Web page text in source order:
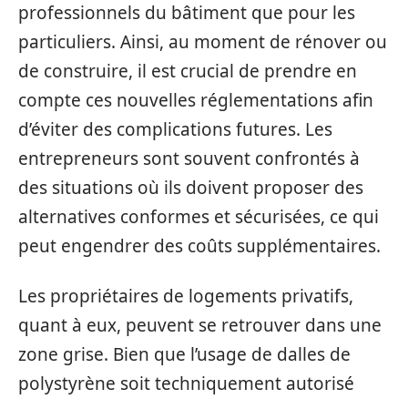
professionnels du bâtiment que pour les
particuliers. Ainsi, au moment de rénover ou
de construire, il est crucial de prendre en
compte ces nouvelles réglementations afin
d’éviter des complications futures. Les
entrepreneurs sont souvent confrontés à
des situations où ils doivent proposer des
alternatives conformes et sécurisées, ce qui
peut engendrer des coûts supplémentaires.
Les propriétaires de logements privatifs,
quant à eux, peuvent se retrouver dans une
zone grise. Bien que l’usage de dalles de
polystyrène soit techniquement autorisé